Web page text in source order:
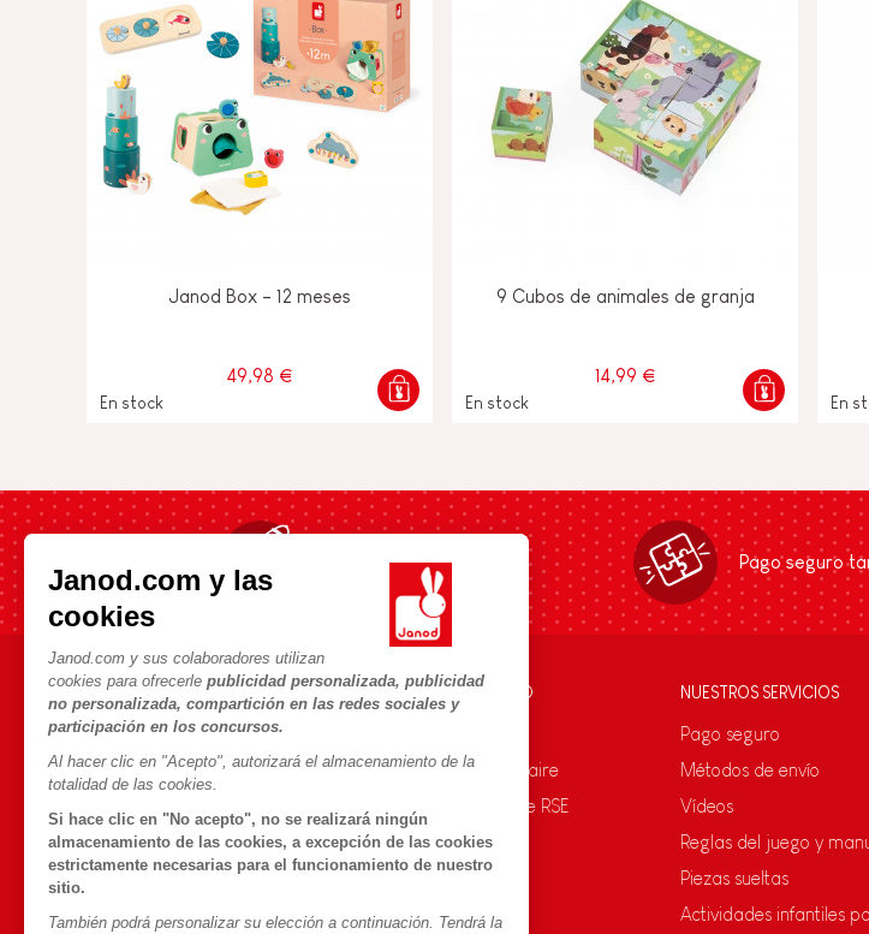
Janod.com y las
cookies
Janod.com y sus colaboradores utilizan
cookies para ofrecerle publicidad personalizada, publicidad
no personalizada, compartición en las redes sociales y
participación en los concursos.
Al hacer clic en "Acepto", autorizará el almacenamiento de la
totalidad de las cookies.
Si hace clic en "No acepto", no se realizará ningún
almacenamiento de las cookies, a excepción de las cookies
estrictamente necesarias para el funcionamiento de nuestro
sitio.
También podrá personalizar su elección a continuación. Tendrá la
Janod Box - 12 meses
49,98 €
En stock
9 Cubos de animales de granja
14,99 €
En stock En
Envío rápido en 24h Pago seguro
AYUDA E INFORMACIÓN
Condiciones Generales
Preguntas más frecuentes
Tiendas
Retirada de productos
Datos personales
UNIVERSO JANOD
Nuestro savoir-faire
Compromisos de RSE
¿Qué es FSC®?
NUESTROS SERVICIOS
Pago seguro
Métodos de envío
Vídeos
Reglas del juego y
Piezas sueltas
Actividades infantiles